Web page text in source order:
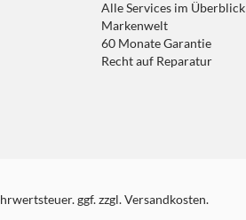
Alle Services im Überblick
Markenwelt
60 Monate Garantie
Recht auf Reparatur
ggf. zzgl. Versandkosten.